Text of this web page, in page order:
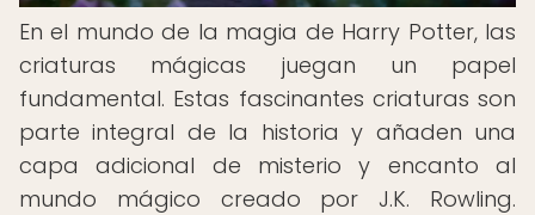
En el mundo de la magia de Harry Potter, las
criaturas mágicas juegan un papel
fundamental. Estas fascinantes criaturas son
parte integral de la historia y añaden una
capa adicional de misterio y encanto al
mundo mágico creado por J.K. Rowling.